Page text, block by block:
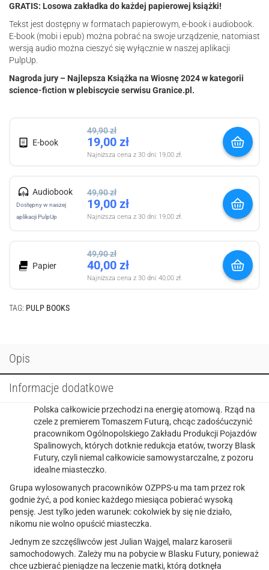
GRATIS: Losowa zakładka do każdej papierowej książki!
Tekst jest dostępny w formatach papierowym, e-book i audiobook.
E-book (mobi i epub) można pobrać na swoje urządzenie, natomiast
wersją audio można cieszyć się wyłącznie w naszej aplikacji
PulpUp.
Nagroda jury – Najlepsza Książka na Wiosnę 2024 w kategorii
science-fiction w plebiscycie serwisu Granice.pl.
E-book
49,90zł
19,00 zł
Najniższa cena z 30 dni: 19,00 zł.
Audiobook
Dostępny w naszej
aplikacji PulpUp
49,90zł
19,00 zł
Najniższa cena z 30 dni: 19,00 zł.
Papier
49,90zł
40,00 zł
Najniższa cena z 30 dni: 40,00 zł.
TAG: PULP BOOKS
Opis
Informacje dodatkowe
Polska całkowicie przechodzi na energię atomową. Rząd na
czele z premierem Tomaszem Futurą, chcąc zadośćuczynić
pracownikom Ogólnopolskiego Zakładu Produkcji Pojazdów
Spalinowych, których dotknie redukcja etatów, tworzy Blask
Futury, czyli niemal całkowicie samowystarczalne, z pozoru
idealne miasteczko.
Grupa wylosowanych pracowników OZPPS-u ma tam przez rok
godnie żyć, a pod koniec każdego miesiąca pobierać wysoką
pensję. Jest tylko jeden warunek: cokolwiek by się nie działo,
nikomu nie wolno opuścić miasteczka.
Jednym ze szczęśliwców jest Julian Wajgel, malarz karoserii
samochodowych. Zależy mu na pobycie w Blasku Futury, ponieważ
chce uzbierać pieniądze na leczenie matki, którą dotknęła